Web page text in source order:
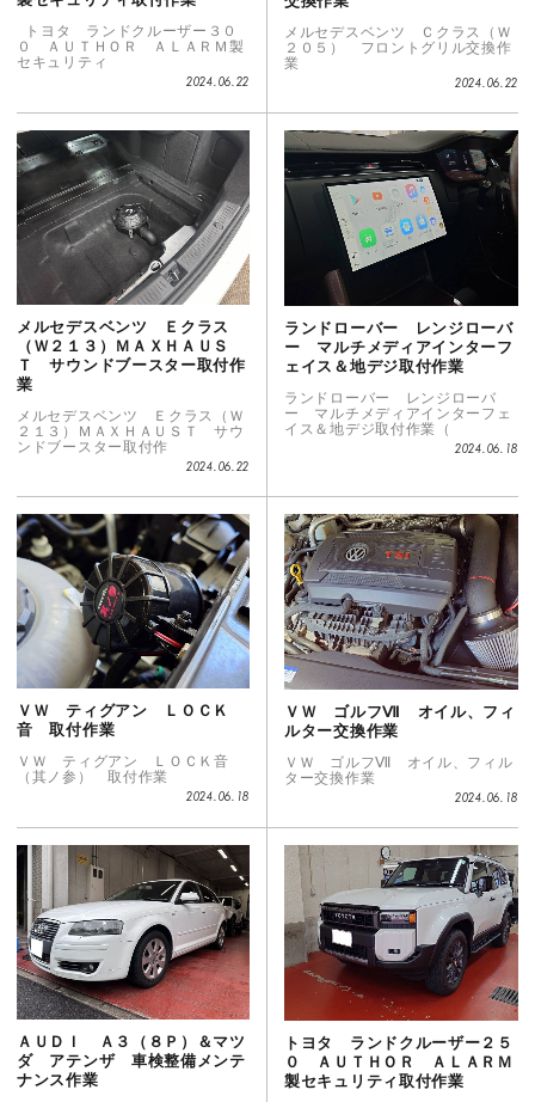
トヨタ ランドクルーザー３０
０ ＡＵＴＨＯＲ ＡＬＡＲＭ製
セキュリティ
2024.06.22
メルセデスベンツ Ｃクラス（Ｗ
２０５） フロントグリル交換作
業
2024.06.22
メルセデスベンツ Ｅクラス
（Ｗ２１３）ＭＡＸＨＡＵＳ
Ｔ サウンドブースター取付作
業
メルセデスベンツ Ｅクラス（Ｗ
２１３）ＭＡＸＨＡＵＳＴ サウ
ンドブースター取付作
2024.06.22
ランドローバー レンジローバ
ー マルチメディアインターフ
ェイス＆地デジ取付作業
ランドローバー レンジローバ
ー マルチメディアインターフェ
イス＆地デジ取付作業（
2024.06.18
ＶＷ ティグアン ＬＯＣＫ
音 取付作業
ＶＷ ティグアン ＬＯＣＫ音
（其ノ参） 取付作業
2024.06.18
ＶＷ ゴルフⅦ オイル、フィ
ルター交換作業
ＶＷ ゴルフⅦ オイル、フィル
ター交換作業
2024.06.18
ＡＵＤＩ Ａ３（８Ｐ）＆マツ
ダ アテンザ 車検整備メンテ
ナンス作業
トヨタ ランドクルーザー２５
０ ＡＵＴＨＯＲ ＡＬＡＲＭ
製セキュリティ取付作業